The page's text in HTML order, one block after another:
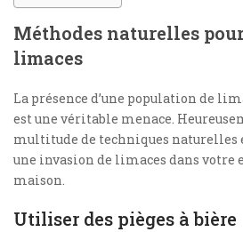
Méthodes naturelles
limaces
La présence d’une population de
est une véritable menace.
multitude de techniques naturelles
une invasion de limaces dans votre
maison.
Utiliser des pièges à bière